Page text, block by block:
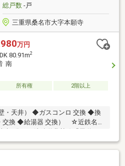
総戸数-戸
三重県桑名市大字本願寺
万円
80.91m2
南
所有権
2階以上
・天井） ◆ガスコンロ 交換 ◆換
交換 ◆給湯器 交換） ☆近鉄名古
学校まで徒歩９分・ 光風中学